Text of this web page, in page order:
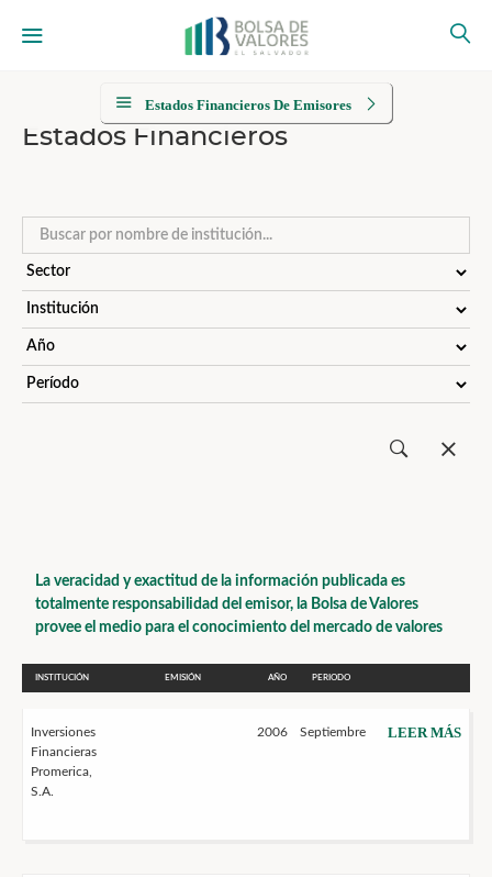
Estados Financieros De Emisores
Estados Financieros
La veracidad y exactitud de la información publicada es
totalmente responsabilidad del emisor, la Bolsa de Valores
provee el medio para el conocimiento del mercado de valores
INSTITUCIÓN EMISIÓN AÑO PERIODO
Inversiones
Financieras
Promerica,
S.A.
2006 Septiembre LEER MÁS